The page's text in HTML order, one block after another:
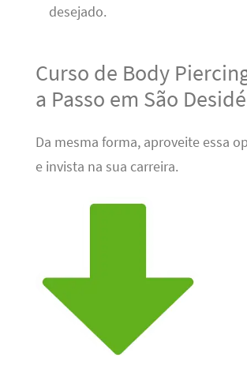
desejado.
Curso de Body
a Passo em São
Da mesma forma, aproveite essa
e invista na sua carreira.